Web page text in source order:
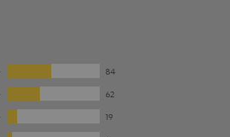
84
62
19